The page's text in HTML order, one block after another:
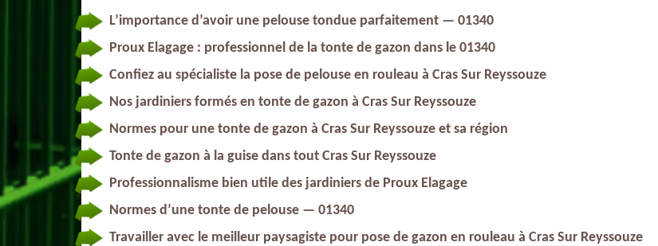
L’importance d’avoir une pelouse tondue parfaitement — 01340
Proux Elagage : professionnel de la tonte de gazon dans le 01340
Confiez au spécialiste la pose de pelouse en rouleau à Cras Sur Reyssouze
Nos jardiniers formés en tonte de gazon à Cras Sur Reyssouze
Normes pour une tonte de gazon à Cras Sur Reyssouze et sa région
Tonte de gazon à la guise dans tout Cras Sur Reyssouze
Professionnalisme bien utile des jardiniers de Proux Elagage
Normes d’une tonte de pelouse — 01340
Travailler avec le meilleur paysagiste pour pose de gazon en rouleau à Cras Sur Reyssouze